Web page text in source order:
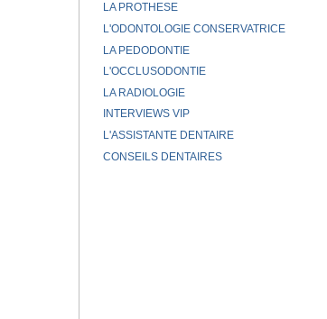
LA PROTHESE
L'ODONTOLOGIE CONSERVATRICE
LA PEDODONTIE
L'OCCLUSODONTIE
LA RADIOLOGIE
INTERVIEWS VIP
L'ASSISTANTE DENTAIRE
CONSEILS DENTAIRES